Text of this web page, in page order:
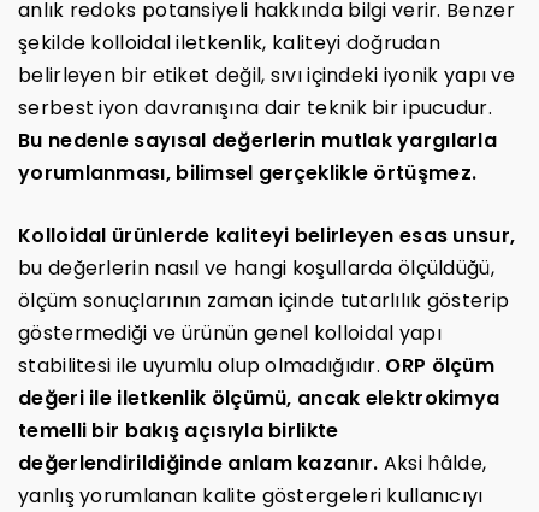
anlık redoks potansiyeli hakkında bilgi verir. Benzer
şekilde kolloidal iletkenlik, kaliteyi doğrudan
belirleyen bir etiket değil, sıvı içindeki iyonik yapı ve
serbest iyon davranışına dair teknik bir ipucudur.
Bu nedenle sayısal değerlerin mutlak yargılarla
yorumlanması, bilimsel gerçeklikle örtüşmez.
Kolloidal ürünlerde kaliteyi belirleyen esas unsur,
bu değerlerin nasıl ve hangi koşullarda ölçüldüğü,
ölçüm sonuçlarının zaman içinde tutarlılık gösterip
göstermediği ve ürünün genel kolloidal yapı
stabilitesi ile uyumlu olup olmadığıdır. ORP ölçüm
değeri ile iletkenlik ölçümü, ancak elektrokimya
temelli bir bakış açısıyla birlikte
değerlendirildiğinde anlam kazanır. Aksi hâlde,
yanlış yorumlanan kalite göstergeleri kullanıcıyı